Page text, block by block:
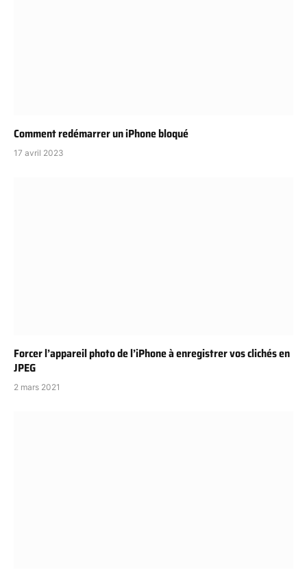
Comment redémarrer un iPhone bloqué
17 avril 2023
Forcer l’appareil photo de l’iPhone à enregistrer vos clichés en
JPEG
2 mars 2021